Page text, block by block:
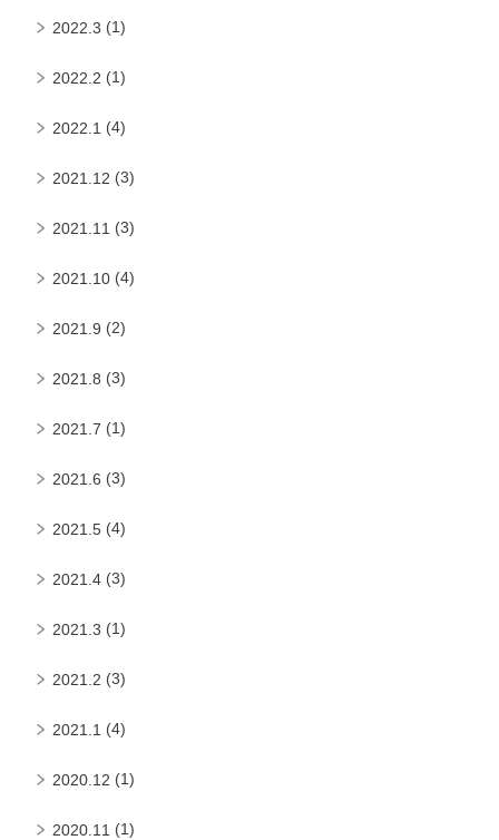
2022.3 (1)
2022.2 (1)
2022.1 (4)
2021.12 (3)
2021.11 (3)
2021.10 (4)
2021.9 (2)
2021.8 (3)
2021.7 (1)
2021.6 (3)
2021.5 (4)
2021.4 (3)
2021.3 (1)
2021.2 (3)
2021.1 (4)
2020.12 (1)
2020.11 (1)